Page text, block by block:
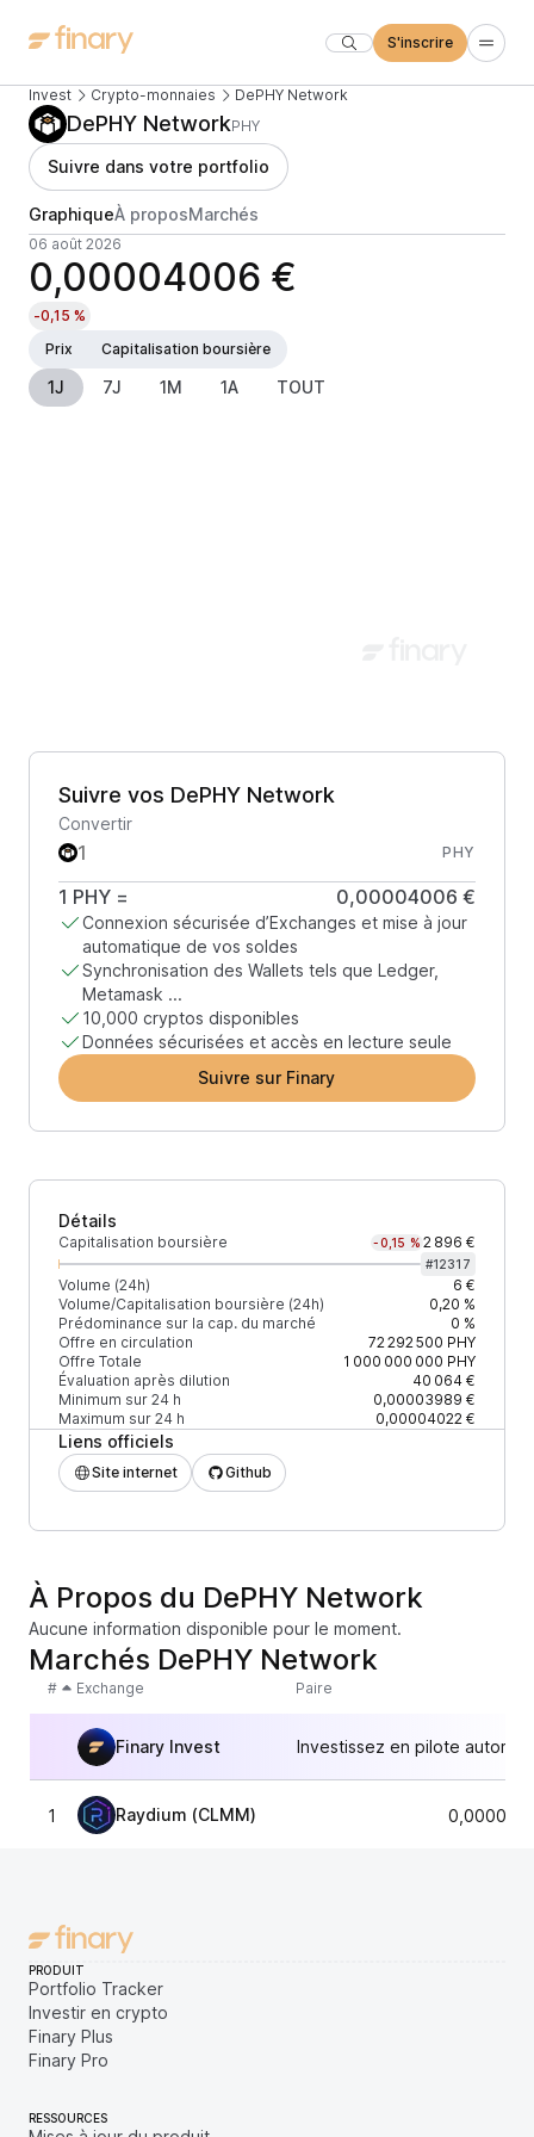
S'inscrire
Invest Crypto-monnaies DePHY Network
DePHY NetworkPHY
Suivre dans votre portfolio
GraphiqueÀ proposMarchés
06 août 2026
0,00004006 €
-0,15 %
Prix
Capitalisation boursière
1J 7J 1M 1A TOUT
Suivre vos DePHY Network
Convertir
PHY
1 PHY = 0,00004006 €
Connexion sécurisée d’Exchanges et mise à jour
automatique de vos soldes
Synchronisation des Wallets tels que Ledger,
Metamask ...
10,000 cryptos disponibles
Données sécurisées et accès en lecture seule
Suivre sur Finary
Détails
Capitalisation boursière -0,15 % 2 896 €
#12317
Volume (24h)
6 €
Volume/Capitalisation boursière (24h)
0,20 %
Prédominance sur la cap. du marché
0 %
Offre en circulation
72 292 500 PHY
Offre Totale
1 000 000 000 PHY
Évaluation après dilution
40 064 €
Minimum sur 24 h
0,00003989 €
Maximum sur 24 h
0,00004022 €
Liens officiels
Site internet Github
À Propos du DePHY Network
Aucune information disponible pour le moment.
Marchés DePHY Network
# Exchange Paire
Finary Invest Investissez en pilote
1 Raydium (CLMM)
PRODUIT
Portfolio Tracker
Investir en crypto
Finary Plus
Finary Pro
RESSOURCES